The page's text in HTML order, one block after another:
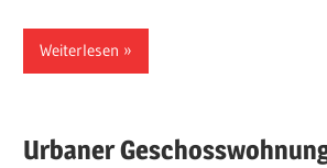
Weiterlesen
Urbaner